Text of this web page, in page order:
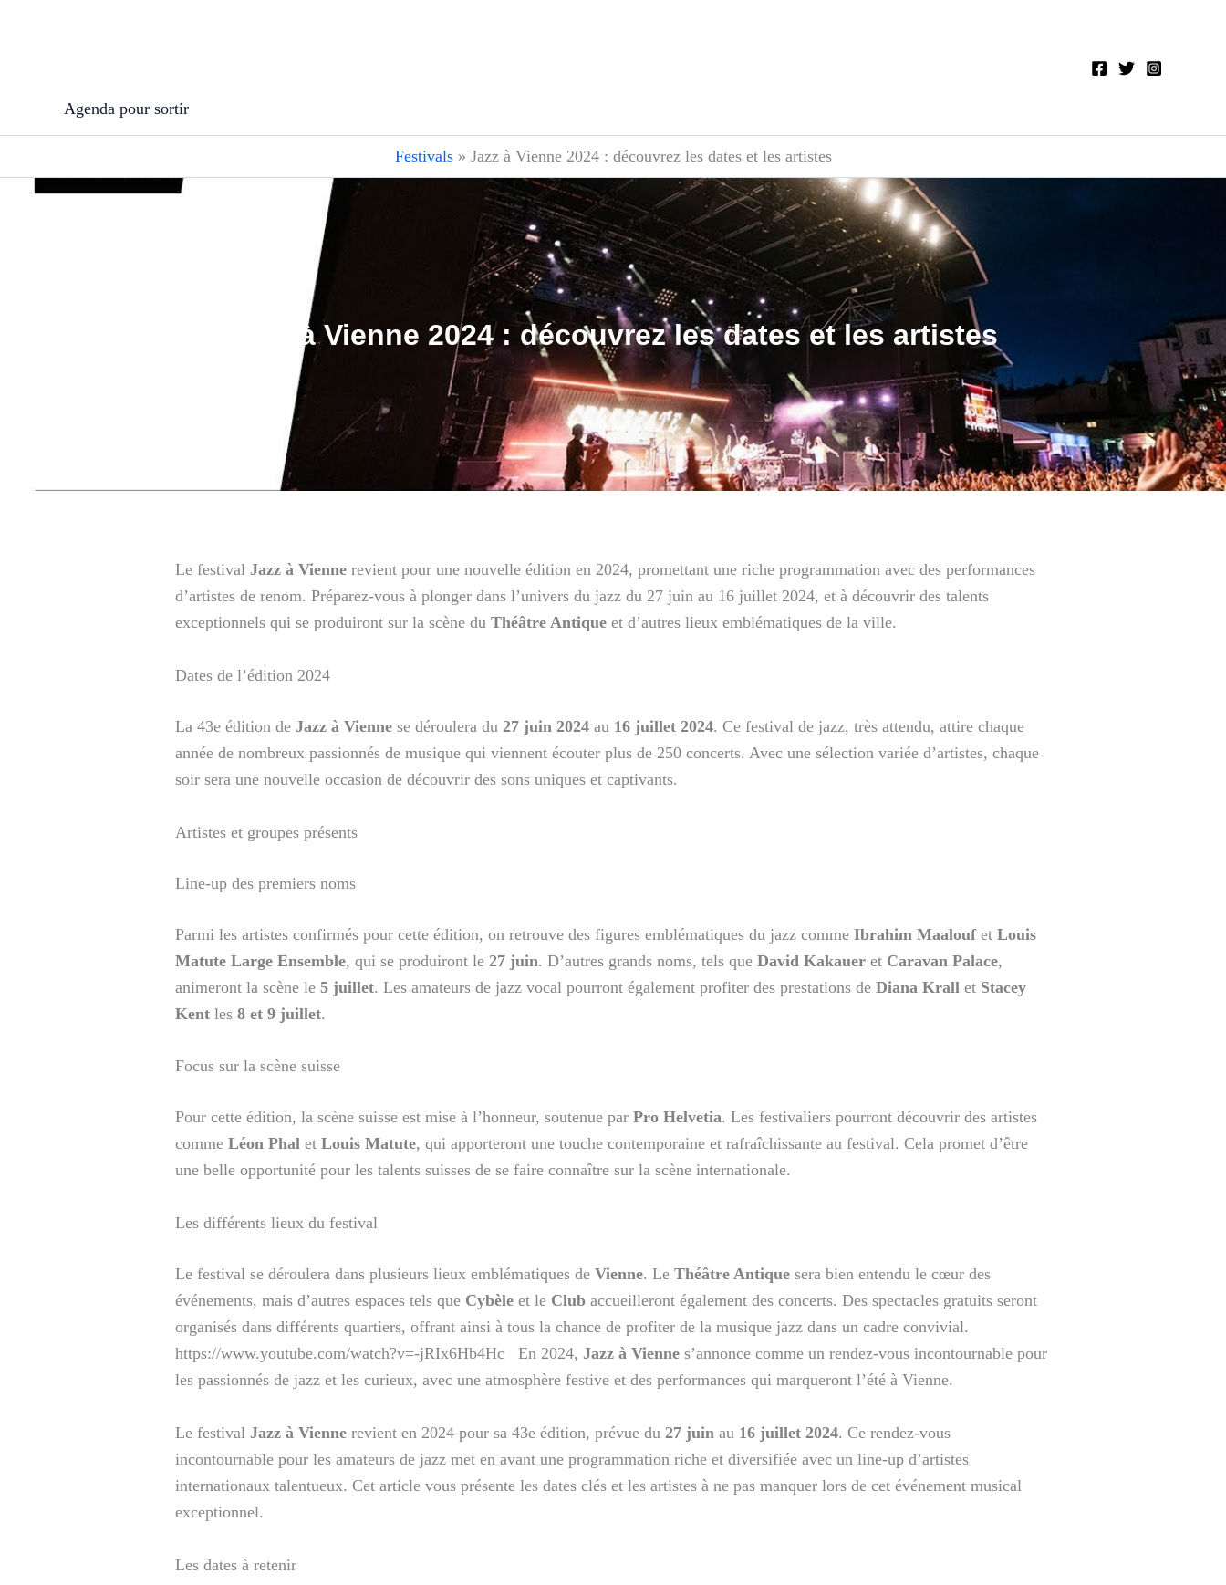
Agenda pour sortir
Festivals» Jazz à Vienne 2024 : découvrez les dates et les artistes
Jazz à Vienne 2024 : découvrez les dates et les artistes
Le festival Jazz à Vienne revient pour une nouvelle édition en 2024, promettant une riche programmation avec des performances
d’artistes de renom. Préparez-vous à plonger dans l’univers du jazz du 27 juin au 16 juillet 2024, et à découvrir des talents
exceptionnels qui se produiront sur la scène du Théâtre Antique et d’autres lieux emblématiques de la ville.
Dates de l’édition 2024
La 43e édition de Jazz à Vienne se déroulera du 27 juin 2024 au 16 juillet 2024. Ce festival de jazz, très attendu, attire chaque
année de nombreux passionnés de musique qui viennent écouter plus de 250 concerts. Avec une sélection variée d’artistes, chaque
soir sera une nouvelle occasion de découvrir des sons uniques et captivants.
Artistes et groupes présents
Line-up des premiers noms
Parmi les artistes confirmés pour cette édition, on retrouve des figures emblématiques du jazz comme Ibrahim Maalouf et Louis
Matute Large Ensemble, qui se produiront le 27 juin. D’autres grands noms, tels que David Kakauer et Caravan Palace,
animeront la scène le 5 juillet. Les amateurs de jazz vocal pourront également profiter des prestations de Diana Krall et Stacey
Kent les 8 et 9 juillet.
Focus sur la scène suisse
Pour cette édition, la scène suisse est mise à l’honneur, soutenue par Pro Helvetia. Les festivaliers pourront découvrir des artistes
comme Léon Phal et Louis Matute, qui apporteront une touche contemporaine et rafraîchissante au festival. Cela promet d’être
une belle opportunité pour les talents suisses de se faire connaître sur la scène internationale.
Les différents lieux du festival
Le festival se déroulera dans plusieurs lieux emblématiques de Vienne. Le Théâtre Antique sera bien entendu le cœur des
événements, mais d’autres espaces tels que Cybèle et le Club accueilleront également des concerts. Des spectacles gratuits seront
organisés dans différents quartiers, offrant ainsi à tous la chance de profiter de la musique jazz dans un cadre convivial.
https://www.youtube.com/watch?v=-jRIx6Hb4Hc En 2024, Jazz à Vienne s’annonce comme un rendez-vous incontournable pour
les passionnés de jazz et les curieux, avec une atmosphère festive et des performances qui marqueront l’été à Vienne.
Le festival Jazz à Vienne revient en 2024 pour sa 43e édition, prévue du 27 juin au 16 juillet 2024. Ce rendez-vous
incontournable pour les amateurs de jazz met en avant une programmation riche et diversifiée avec un line-up d’artistes
internationaux talentueux. Cet article vous présente les dates clés et les artistes à ne pas manquer lors de cet événement musical
exceptionnel.
Les dates à retenir